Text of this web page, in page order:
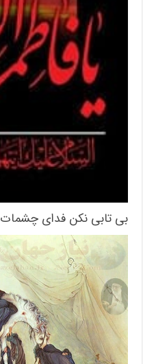
بی‌ تابی نکن فدای چشمات